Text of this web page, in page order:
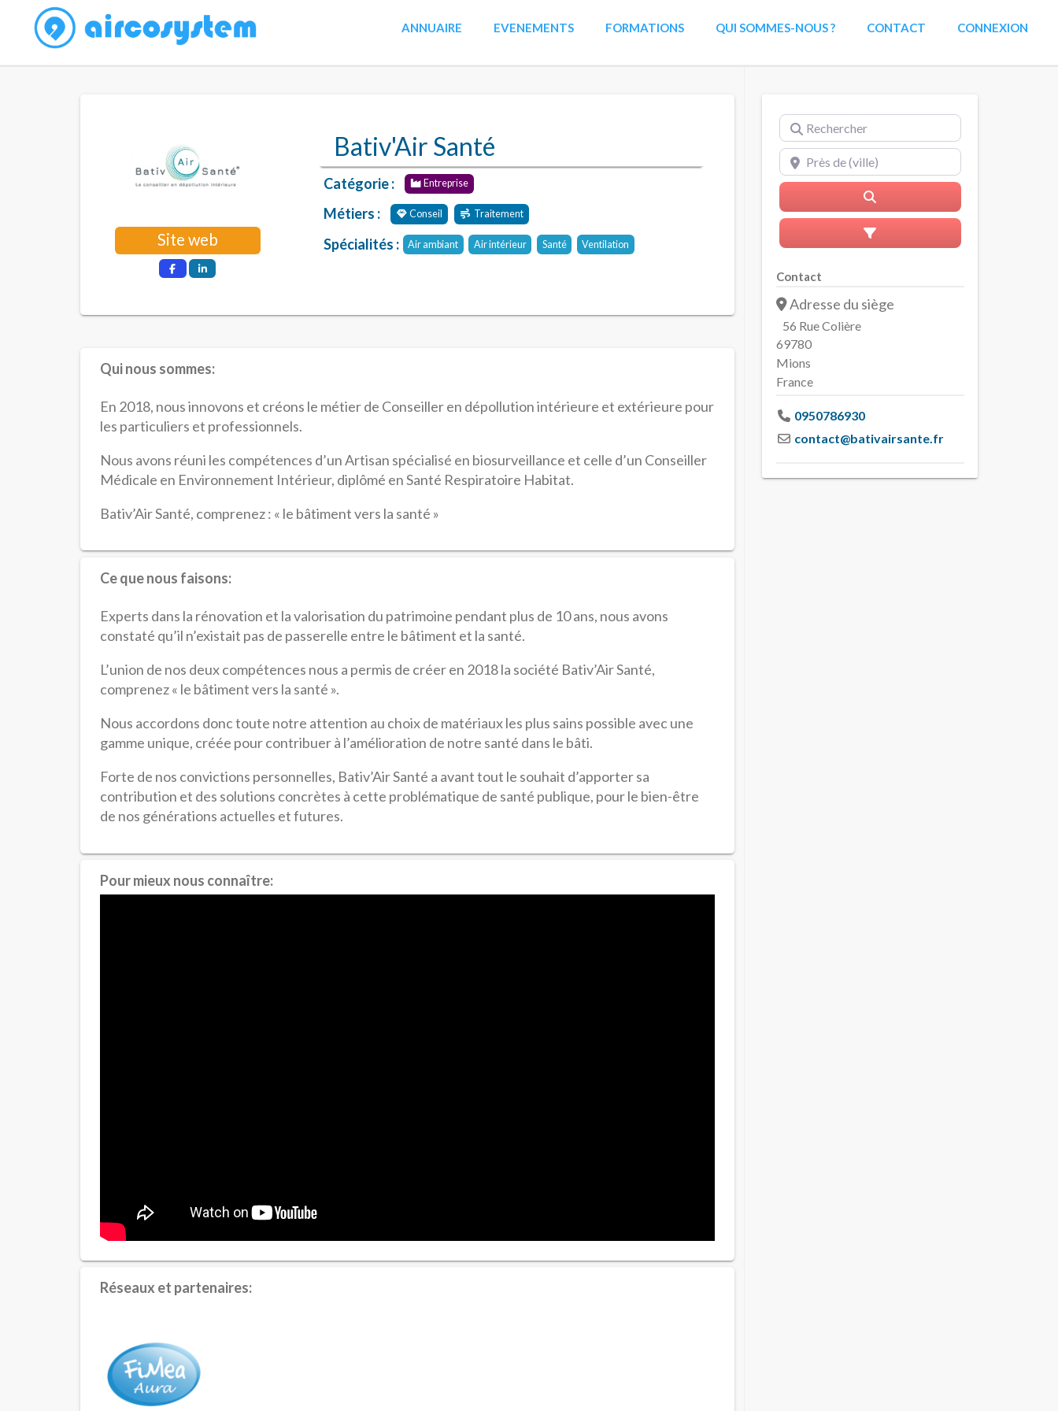
ANNUAIRE EVENEMENTS FORMATIONS QUI SOMMES-NOUS ? CONTACT CONNEXION
Site web
Bativ'Air Santé
Catégorie : Entreprise
Métiers : Conseil Traitement
Spécialités : Air ambiant Air intérieur Santé Ventilation
Qui nous sommes:
En 2018, nous innovons et créons le métier de Conseiller en dépollution intérieure et extérieure pour
les particuliers et professionnels.
Nous avons réuni les compétences d’un Artisan spécialisé en biosurveillance et celle d’un Conseiller
Médicale en Environnement Intérieur, diplômé en Santé Respiratoire Habitat.
Bativ’Air Santé, comprenez : « le bâtiment vers la santé »
Ce que nous faisons:
Experts dans la rénovation et la valorisation du patrimoine pendant plus de 10 ans, nous avons
constaté qu’il n’existait pas de passerelle entre le bâtiment et la santé.
L’union de nos deux compétences nous a permis de créer en 2018 la société Bativ’Air Santé,
comprenez « le bâtiment vers la santé ».
Nous accordons donc toute notre attention au choix de matériaux les plus sains possible avec une
gamme unique, créée pour contribuer à l’amélioration de notre santé dans le bâti.
Forte de nos convictions personnelles, Bativ’Air Santé a avant tout le souhait d’apporter sa
contribution et des solutions concrètes à cette problématique de santé publique, pour le bien-être
de nos générations actuelles et futures.
Pour mieux nous connaître:
Réseaux et partenaires:
Rechercher
Près de (ville)
Advanced Filters
Contact
Adresse du siège
56 Rue Colière
69780
Mions
France
0950786930
contact@bativairsante.fr